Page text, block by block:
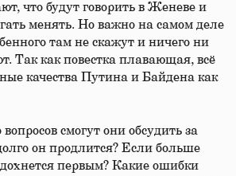
что будут говорить в Женеве и
менять. Но важно на самом деле
там не скажут и ничего ни
Так как повестка плавающая, всё
качества Путина и Байдена как
смогут они обсудить за
он продлится? Если больше
первым? Какие ошибки